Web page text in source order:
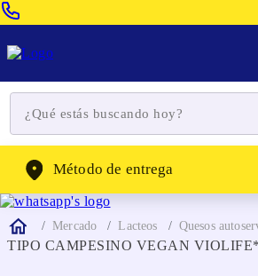
WhatsApp: (302) 262-4104
Método de entrega
Mercado Lacteos Quesos
TIPO CAMPESINO VEGAN